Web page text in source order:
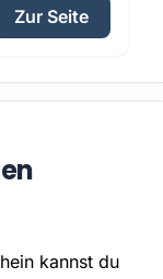
Zur Seite
kannst du